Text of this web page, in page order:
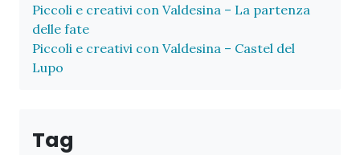
Piccoli e creativi con Valdesina – La partenza
delle fate
Piccoli e creativi con Valdesina – Castel del
Lupo
Tag